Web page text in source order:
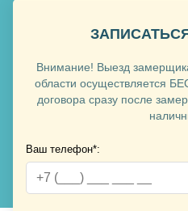
Внимание! Выезд
области осуществляется
договора сразу после
Ваш телефон*: